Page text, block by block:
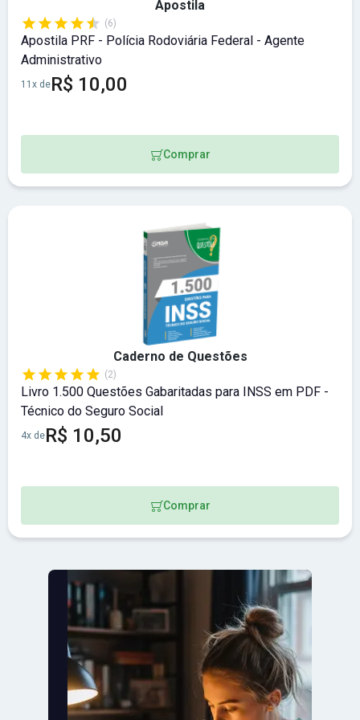
Apostila
(6)
Apostila PRF - Polícia Rodoviária Federal - Agente
Administrativo
11x deR$ 10,00
Comprar
Caderno de Questões
(2)
Livro 1.500 Questões Gabaritadas para INSS em PDF -
Técnico do Seguro Social
4x deR$ 10,50
Comprar